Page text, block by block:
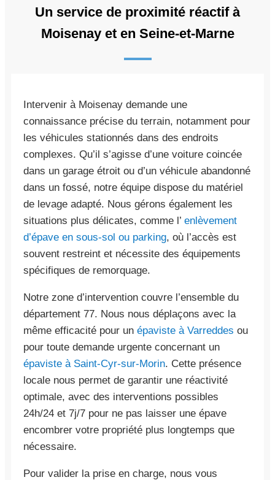
Un service de proximité réactif à
Moisenay et en Seine-et-Marne
Intervenir à Moisenay demande une
connaissance précise du terrain, notamment pour
les véhicules stationnés dans des endroits
complexes. Qu’il s’agisse d’une voiture coincée
dans un garage étroit ou d’un véhicule abandonné
dans un fossé, notre équipe dispose du matériel
de levage adapté. Nous gérons également les
situations plus délicates, comme l’ enlèvement
d’épave en sous-sol ou parking, où l’accès est
souvent restreint et nécessite des équipements
spécifiques de remorquage.
Notre zone d’intervention couvre l’ensemble du
département 77. Nous nous déplaçons avec la
même efficacité pour un épaviste à Varreddes ou
pour toute demande urgente concernant un
épaviste à Saint-Cyr-sur-Morin. Cette présence
locale nous permet de garantir une réactivité
optimale, avec des interventions possibles
24h/24 et 7j/7 pour ne pas laisser une épave
encombrer votre propriété plus longtemps que
nécessaire.
Pour valider la prise en charge, nous vous